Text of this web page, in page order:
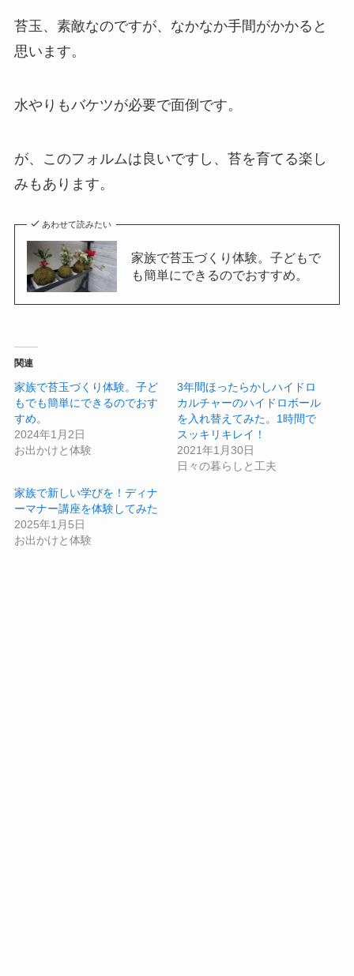
苔玉、素敵なのですが、なかなか手間がかかると
思います。
水やりもバケツが必要で面倒です。
が、このフォルムは良いですし、苔を育てる楽し
みもあります。
あわせて読みたい
家族で苔玉づくり体験。子どもで
も簡単にできるのでおすすめ。
関連
家族で苔玉づくり体験。子ど
もでも簡単にできるのでおす
すめ。
2024年1月2日
お出かけと体験
3年間ほったらかしハイドロ
カルチャーのハイドロボール
を入れ替えてみた。1時間で
スッキリキレイ！
2021年1月30日
日々の暮らしと工夫
家族で新しい学びを！ディナ
ーマナー講座を体験してみた
2025年1月5日
お出かけと体験